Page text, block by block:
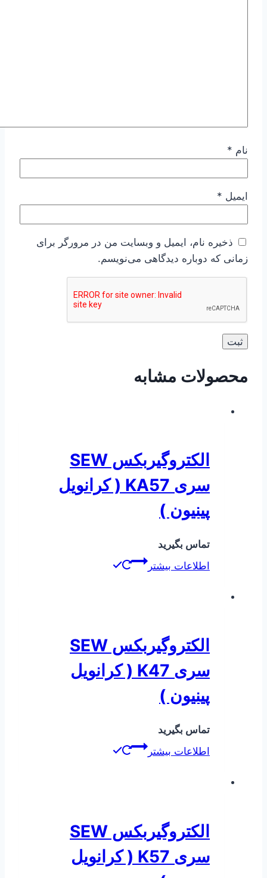
نام *
ایمیل *
ذخیره نام، ایمیل و وبسایت من در مرورگر برای
زمانی که دوباره دیدگاهی می‌نویسم.
محصولات مشابه
الکتروگیربکس SEW
سری KA57 ( کرانویل
پینیون )
تماس بگیرید
اطلاعات بیشتر
الکتروگیربکس SEW
سری K47 ( کرانویل
پینیون )
تماس بگیرید
اطلاعات بیشتر
الکتروگیربکس SEW
سری K57 ( کرانویل